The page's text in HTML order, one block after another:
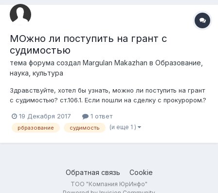
МОжно ли поступить на грант с
судимостью
тема форума создал Margulan Makazhan в Образование,
наука, культура
Здравствуйте, хотел бы узнать, можно ли поступить на грант
с судимостью? ст.106.1. Если пошли на сделку с прокурором.?
19 Декабря 2017 1 ответ
рбразование судимость (и еще 1 )
Обратная связь Cookie
ТОО "Компания ЮрИнфо"